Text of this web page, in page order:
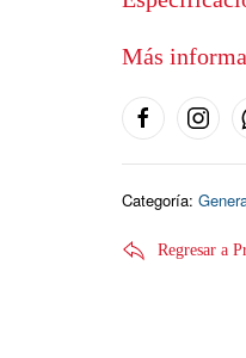
Más
Categoría:
Regresar a